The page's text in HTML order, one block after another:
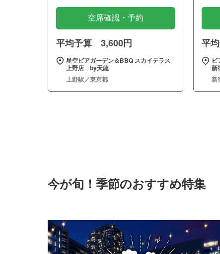
空席確認・予約
平均予算 3,600円
星空ビアガーデン＆BBQ スカイテラス
上野店 by天龍
上野駅／東京都
平
新
新
今が旬！季節のおすすめ特集